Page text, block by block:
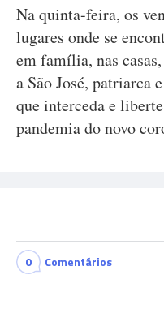
Na quinta-feira, os
lugares onde se
em família, nas
a São José, patriarca
que interceda e
pandemia do novo
0 Comentários